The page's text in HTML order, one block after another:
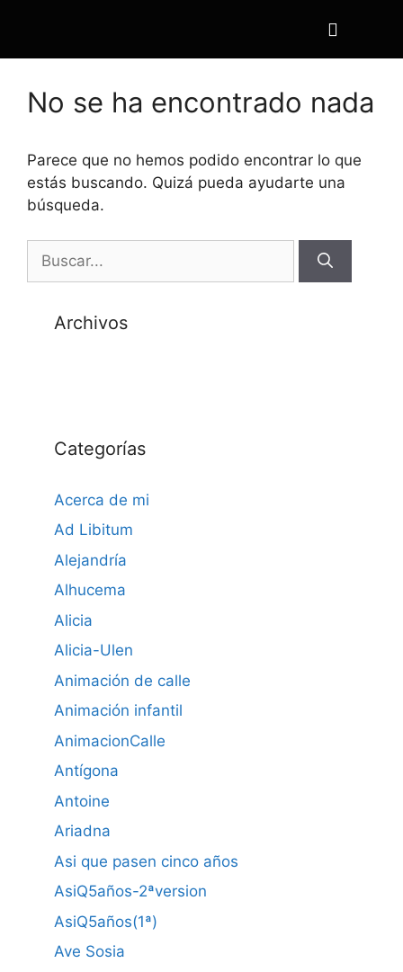
No se ha encontrado nada
Parece que no hemos podido encontrar lo que
estás buscando. Quizá pueda ayudarte una
búsqueda.
Archivos
Categorías
Acerca de mi
Ad Libitum
Alejandría
Alhucema
Alicia
Alicia-Ulen
Animación de calle
Animación infantil
AnimacionCalle
Antígona
Antoine
Ariadna
Asi que pasen cinco años
AsiQ5años-2ªversion
AsiQ5años(1ª)
Ave Sosia